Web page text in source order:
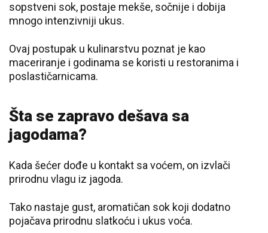
sopstveni sok, postaje mekše, sočnije i dobija
mnogo intenzivniji ukus.
Ovaj postupak u kulinarstvu poznat je kao
maceriranje i godinama se koristi u restoranima i
poslastičarnicama.
Šta se zapravo dešava sa
jagodama?
Kada šećer dođe u kontakt sa voćem, on izvlači
prirodnu vlagu iz jagoda.
Tako nastaje gust, aromatičan sok koji dodatno
pojačava prirodnu slatkoću i ukus voća.